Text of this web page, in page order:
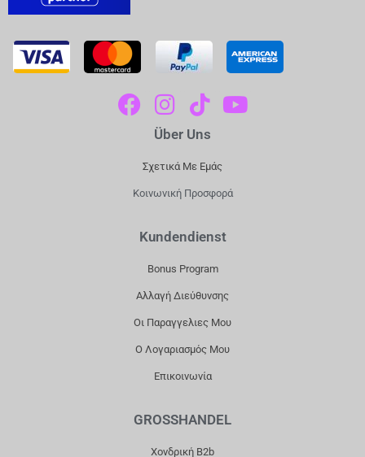
F
A
B
O
I
N
S
T
A
R
M
T
I
K
T
O
Y
O
Über Uns
Σχετικά Με Εμάς
Κοινωνική Προσφορά
Kundendienst
Bonus Program
Αλλαγή Διεύθυνσης
Οι Παραγγελιες Μου
Ο Λογαριασμός Μου
Επικοινωνία
GROSSHANDEL
Χονδρική B2b